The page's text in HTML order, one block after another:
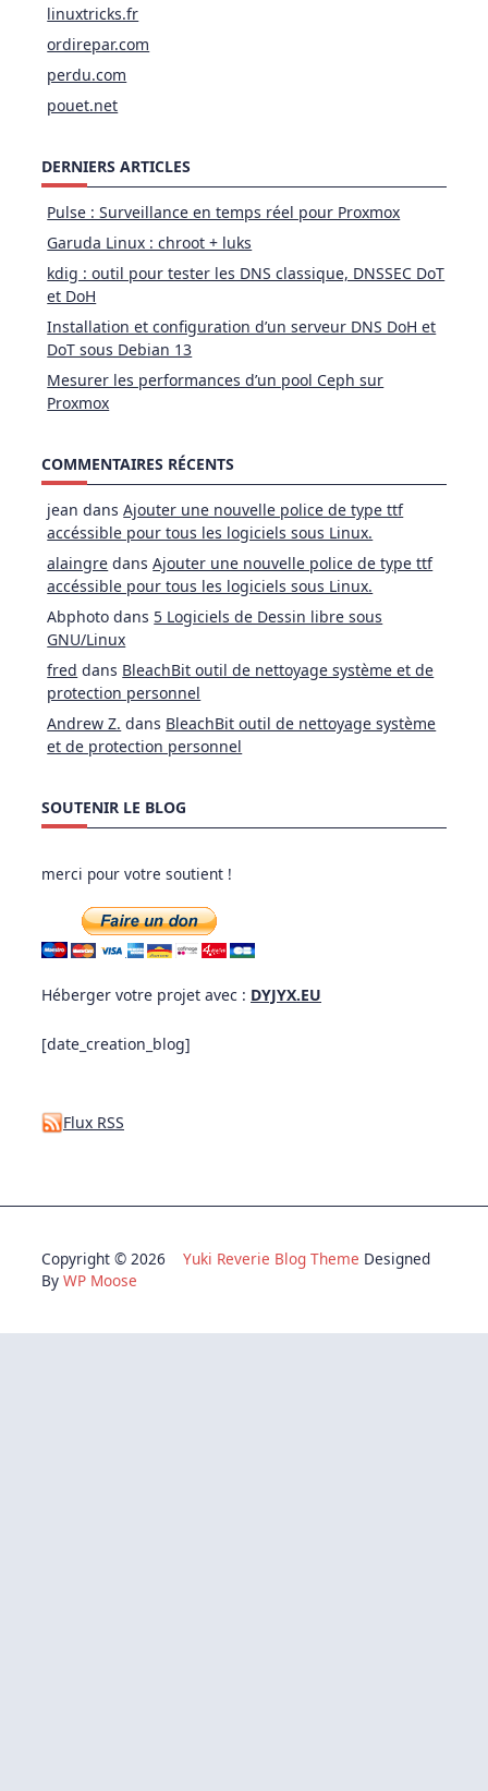
linuxtricks.fr
ordirepar.com
perdu.com
pouet.net
DERNIERS ARTICLES
Pulse : Surveillance en temps réel pour Proxmox
Garuda Linux : chroot + luks
kdig : outil pour tester les DNS classique, DNSSEC DoT
et DoH
Installation et configuration d’un serveur DNS DoH et
DoT sous Debian 13
Mesurer les performances d’un pool Ceph sur
Proxmox
COMMENTAIRES RÉCENTS
jean dansAjouter une nouvelle police de type ttf
accéssible pour tous les logiciels sous Linux.
alaingre dansAjouter une nouvelle police de type ttf
accéssible pour tous les logiciels sous Linux.
Abphoto dans 5 Logiciels de Dessin libre sous
GNU/Linux
fred dans BleachBit outil de nettoyage système et de
protection personnel
Andrew Z. dans BleachBit outil de nettoyage système
et de protection personnel
SOUTENIR LE BLOG
merci pour votre soutient !
Héberger votre projet avec : DYJYX.EU
[date_creation_blog]
Flux RSS
Copyright © 2026 Yuki Reverie Blog Theme Designed
By WP Moose